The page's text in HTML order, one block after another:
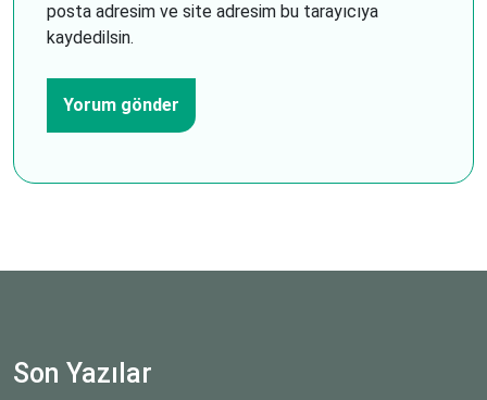
posta adresim ve site adresim bu tarayıcıya
kaydedilsin.
Son Yazılar